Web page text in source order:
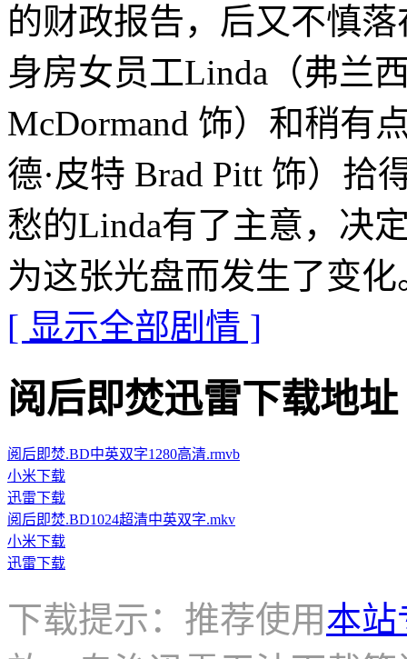
的财政报告，后又不慎
身房女员工Linda（弗兰
McDormand 饰）和稍有
德·皮特 Brad Pitt 饰）拾
愁的Linda有了主意，决
为这张光盘而发生了变化
[ 显示全部剧情 ]
阅后即焚迅雷下载地址 ·
阅后即焚.BD中英双字1280高清.rmvb
小米下载
迅雷下载
阅后即焚.BD1024超清中英双字.mkv
小米下载
迅雷下载
下载提示：推荐使用本站